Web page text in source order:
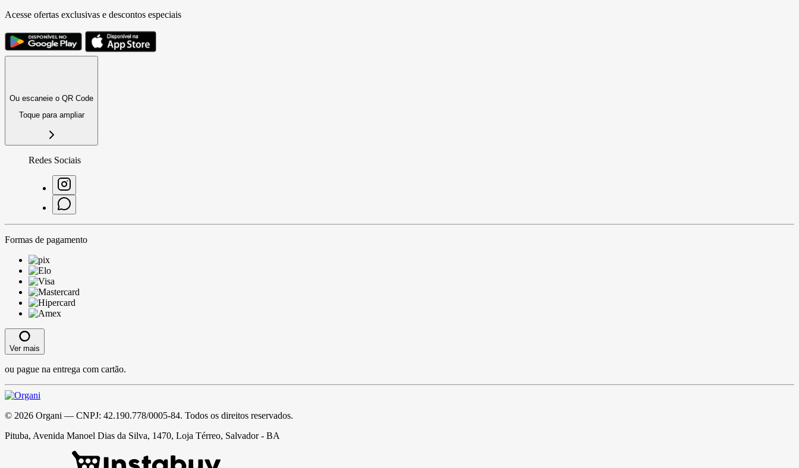
Acesse ofertas exclusivas e descontos especiais
Ou escaneie o QR Code
Toque para ampliar
Redes Sociais
Formas de pagamento
Ver mais
ou pague na entrega com cartão.
© 2026 Organi — CNPJ: 42.190.778/0005-84. Todos os direitos reservados.
Pituba, Avenida Manoel Dias da Silva, 1470, Loja Térreo, Salvador - BA